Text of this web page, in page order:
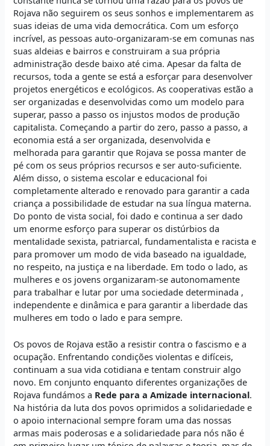
Rojava não seguirem os seus sonhos e implementarem as
suas ideias de uma vida democrática. Com um esforço
incrível, as pessoas auto-organizaram-se em comunas nas
suas aldeias e bairros e construiram a sua própria
administração desde baixo até cima. Apesar da falta de
recursos, toda a gente se está a esforçar para desenvolver
projetos energéticos e ecológicos. As cooperativas estão a
ser organizadas e desenvolvidas como um modelo para
superar, passo a passo os injustos modos de produção
capitalista. Começando a partir do zero, passo a passo, a
economia está a ser organizada, desenvolvida e
melhorada para garantir que Rojava se possa manter de
pé com os seus próprios recursos e ser auto-suficiente.
Além disso, o sistema escolar e educacional foi
completamente alterado e renovado para garantir a cada
criança a possibilidade de estudar na sua língua materna.
Do ponto de vista social, foi dado e continua a ser dado
um enorme esforço para superar os distúrbios da
mentalidade sexista, patriarcal, fundamentalista e racista e
para promover um modo de vida baseado na igualdade,
no respeito, na justiça e na liberdade. Em todo o lado, as
mulheres e os jovens organizaram-se autonomamente
para trabalhar e lutar por uma sociedade determinada ,
independente e dinâmica e para garantir a liberdade das
mulheres em todo o lado e para sempre.
Os povos de Rojava estão a resistir contra o fascismo e a
ocupação. Enfrentando condições violentas e difíceis,
continuam a sua vida cotidiana e tentam construir algo
novo. Em conjunto enquanto diferentes organizações de
Rojava fundámos a Rede para a Amizade internacional.
Na história da luta dos povos oprimidos a solidariedade e
o apoio internacional sempre foram uma das nossas
armas mais poderosas e a solidariedade para nós não é